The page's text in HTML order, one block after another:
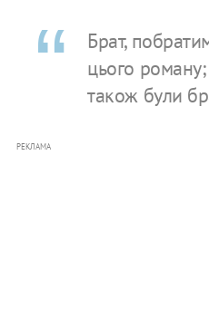
Брат,
цього роману;
також були
РЕКЛАМА